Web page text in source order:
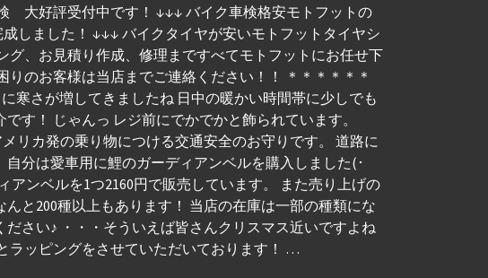
大好評受付中です！ ↓↓↓ バイク車検格安モトフットの
しました！ ↓↓↓ バイクタイヤが安いモトフットタイヤシ
グ、お見積り作成、修理まですべてモトフットにお任せ下
のお客様は当店までご連絡ください！！ ＊＊＊＊＊＊
寒さが増してきましたね 日中の暖かい時間帯に少しでも
す！ じゃんっ レジ前にでかでかと飾られています。
リカ発の乗り物につける交通安全のお守りです。 道路に
分は愛車用に鯉のガーディアンベルを購入しました(･
ンベルを1つ2160円で販売しています。 また売り上げの
と200種以上もあります！ 当店の在庫は一部の種類にな
さい♪ ・・・そういえば皆さんクリスマス近いですよね
ラッピングをさせていただいております！ …